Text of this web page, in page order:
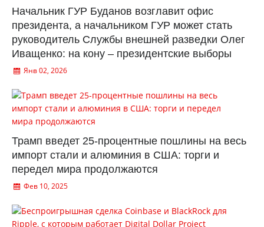
Начальник ГУР Буданов возглавит офис
президента, а начальником ГУР может стать
руководитель Службы внешней разведки Олег
Иващенко: на кону – президентские выборы
Янв 02, 2026
Трамп введет 25-процентные пошлины на весь
импорт стали и алюминия в США: торги и
передел мира продолжаются
Фев 10, 2025